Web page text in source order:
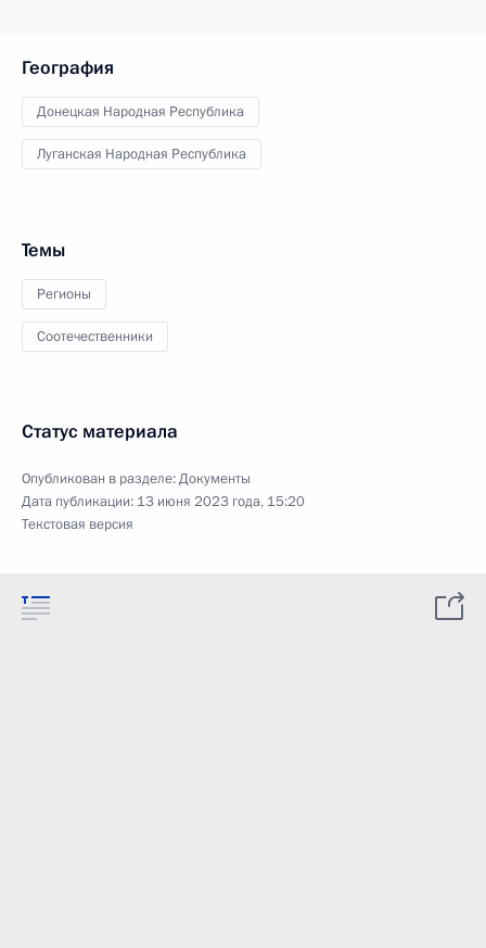
География
Донецкая Народная Республика
Луганская Народная Республика
Темы
Регионы
Соотечественники
Статус материала
Опубликован в разделе:Документы
Дата публикации: 13 июня 2023 года, 15:20
Текстовая версия